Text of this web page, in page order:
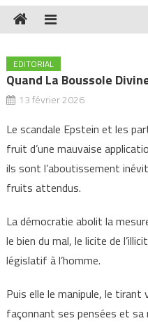
EDITORIAL
Quand La Boussole
13 février 2026
Le scandale Epstein et les
fruit d’une mauvaise
ils sont l’aboutissement
fruits attendus.
La démocratie abolit la
le bien du mal, le licite de
législatif à l’homme.
Puis elle le manipule, le
façonnant ses pensées et